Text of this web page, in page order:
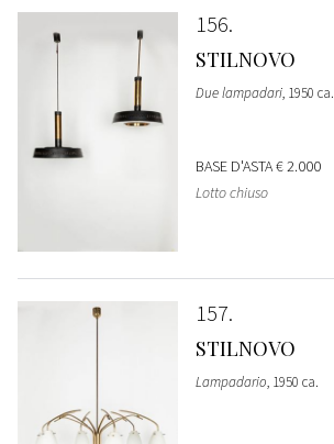
156
STILNOVO
Due lampadari, 1950 ca.
BASE D'ASTA€ 2.000
Lotto chiuso
157
STILNOVO
Lampadario, 1950 ca.